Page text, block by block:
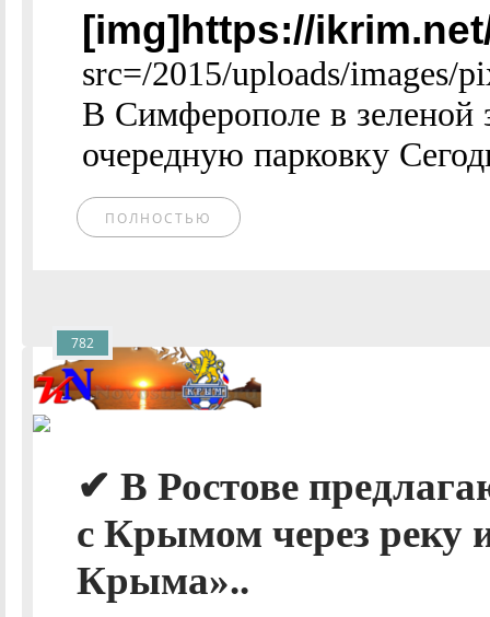
[img]https://
src=/2015/uploads/
В Симферополе в зеленой
очередную парковку
ПОЛНОСТЬЮ
✔ В Ростове
с Крымом через реку
Крыма»..
782